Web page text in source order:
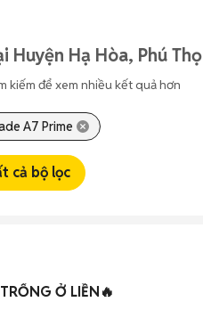
Hạ Hòa, Phú Thọ
kiếm để xem nhiều kết quả hơn
A7 Prime
cả bộ lọc
Ở LIỀN🔥